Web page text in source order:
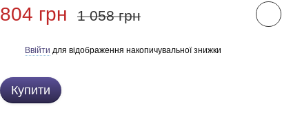
804 грн 1 058 грн
Ввійти для відображення накопичувальної знижки
Купити